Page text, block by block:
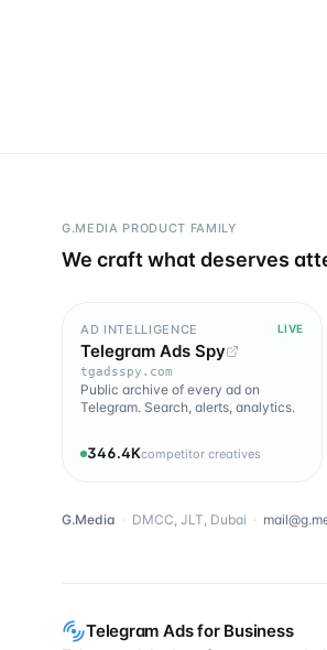
Telegram Ads for Business
G.MEDIA PRODUCT FAMILY
We craft what deserves
AD INTELLIGENCE LIVE
Telegram Ads Spy
tgadsspy.com
Public archive of every ad on
Telegram. Search, alerts, analytics.
346.4Kcompetitor creatives
G.Media · DMCC, JLT, Dubai ·